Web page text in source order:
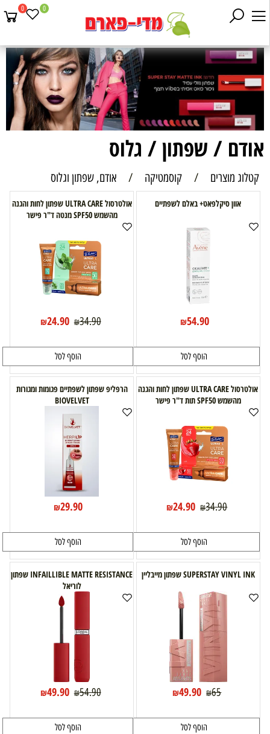
0 0
אודם / שפתון / גלוס
קטלוג מוצרים / קוסמטיקה / אודם, שפתון וגלוס
אוון סיקלפאט+ באלם לשפתיים
₪54.90
הוסף לסל
אולטרסול ULTRA CARE שפתון לחות והגנה
מהשמש SPF50 מנטה ד"ר פישר
₪34.90
₪24.90
הוסף לסל
אולטרסול ULTRA CARE שפתון לחות והגנה
מהשמש SPF50 תות ד"ר פישר
₪34.90
₪24.90
הוסף לסל
הרפליפ שפתון לשפתיים פגומות ומגורות
BIOVELVET
₪29.90
הוסף לסל
SUPERSTAY VINYL INK שפתון מייבליין
₪65
₪49.90
הוסף לסל
INFAILLIBLE MATTE RESISTANCE שפתון
לוריאל
₪54.90
₪49.90
הוסף לסל